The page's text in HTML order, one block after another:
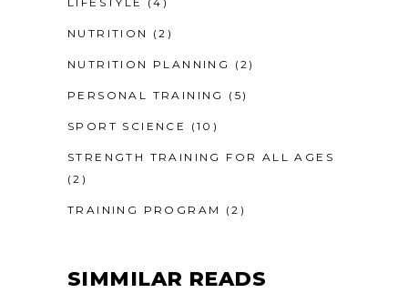
NUTRITION (2)
NUTRITION PLANNING (2)
PERSONAL TRAINING (5)
SPORT SCIENCE (10)
STRENGTH TRAINING FOR ALL AGES
(2)
TRAINING PROGRAM (2)
SIMMILAR READS